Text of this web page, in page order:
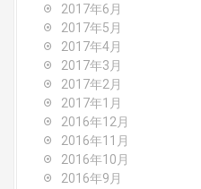
2017年6月
2017年5月
2017年4月
2017年3月
2017年2月
2017年1月
2016年12月
2016年11月
2016年10月
2016年9月